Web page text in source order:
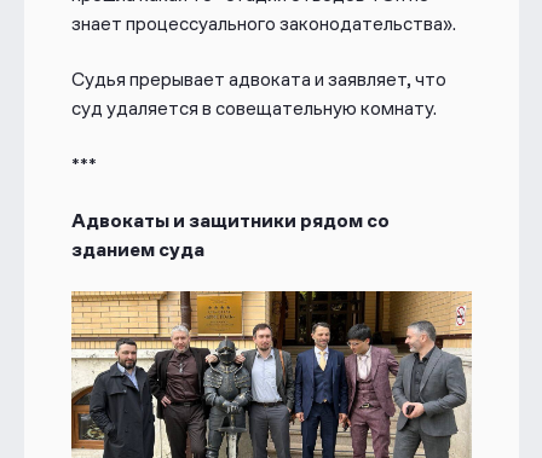
знает процессуального законодательства».
Судья прерывает адвоката и заявляет, что
суд удаляется в совещательную комнату.
***
Адвокаты и защитники рядом со
зданием суда